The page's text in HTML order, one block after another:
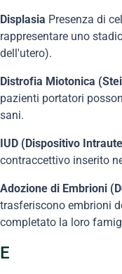
Displasia Presenza di
rappresentare uno
dell'utero).
Distrofia Miotonica
pazienti portatori
sani.
IUD (Dispositivo
contraccettivo inserito
Adozione di Embrioni
trasferiscono embrioni
completato la loro
E